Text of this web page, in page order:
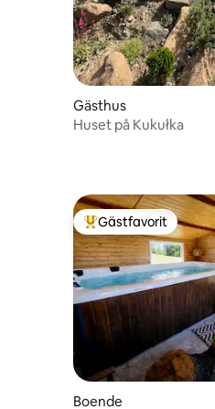
Gästhus
Huset på Kukułka
Populär gästfavorit
Gästfavorit
Boende